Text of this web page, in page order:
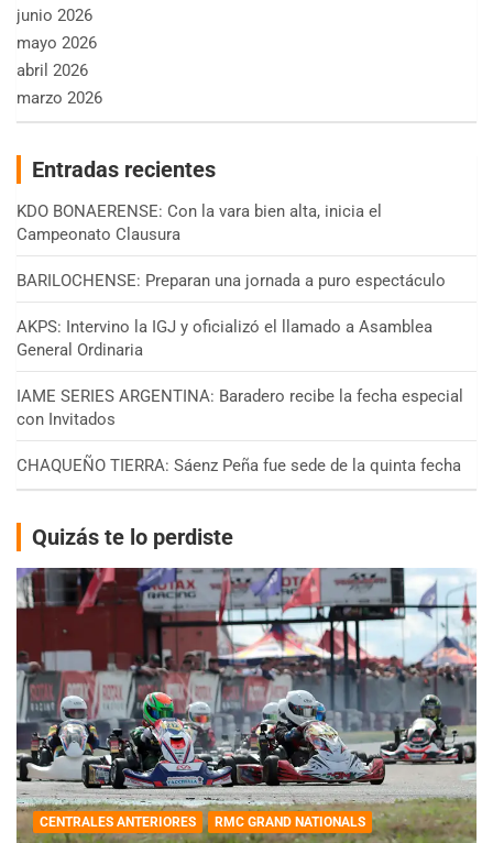
junio 2026
mayo 2026
abril 2026
marzo 2026
Entradas recientes
KDO BONAERENSE: Con la vara bien alta, inicia el
Campeonato Clausura
BARILOCHENSE: Preparan una jornada a puro espectáculo
AKPS: Intervino la IGJ y oficializó el llamado a Asamblea
General Ordinaria
IAME SERIES ARGENTINA: Baradero recibe la fecha especial
con Invitados
CHAQUEÑO TIERRA: Sáenz Peña fue sede de la quinta fecha
Quizás te lo perdiste
CENTRALES ANTERIORES RMC GRAND NATIONALS